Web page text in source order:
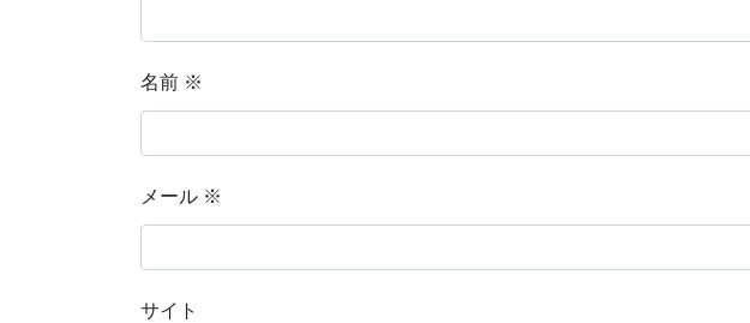
名前 ※
メール ※
サイト